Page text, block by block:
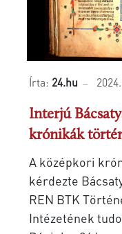
Írta: 24.hu
Interjú
krónikák
A középkori
kérdezte
REN BTK
Intézetének